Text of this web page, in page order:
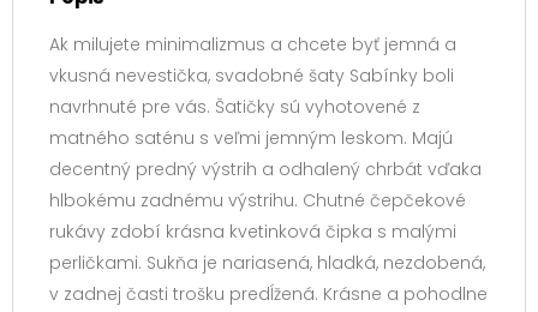
Ak milujete minimalizmus a chcete byť jemná a
vkusná nevestička, svadobné šaty Sabínky boli
navrhnuté pre vás. Šatičky sú vyhotovené z
matného saténu s veľmi jemným leskom. Majú
decentný predný výstrih a odhalený chrbát vďaka
hlbokému zadnému výstrihu. Chutné čepčekové
rukávy zdobí krásna kvetinková čipka s malými
perličkami. Sukňa je nariasená, hladká, nezdobená,
v zadnej časti trošku predĺžená. Krásne a pohodlne